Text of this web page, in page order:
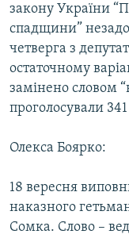
закону України
спадщини”
четверга з
остаточному
замінено словом
проголосували
Олекса Боярко:
18 вересня
наказного
Сомка. Слово –